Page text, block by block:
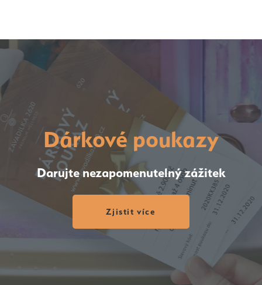
Dárkové poukazy
Darujte nezapomenutelný zážitek
Zjistit více